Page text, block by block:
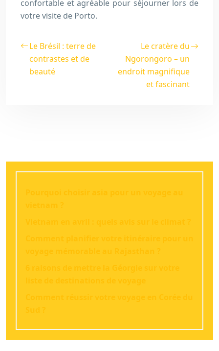
confortable et agréable pour séjourner lors de
votre visite de Porto.
Le Brésil : terre de
contrastes et de
beauté
Le cratère du
Ngorongoro – un
endroit magnifique
et fascinant
Pourquoi choisir asia pour un voyage au
vietnam ?
Vietnam en avril : quels avis sur le climat ?
Comment planifier votre itinéraire pour un
voyage mémorable au Rajasthan ?
6 raisons de mettre la Géorgie sur votre
liste de destinations de voyage
Comment réussir votre voyage en Corée du
Sud ?